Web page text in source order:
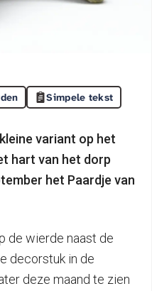
Simpele tekst
variant op het
hart van het dorp
het Paardje van
de wierde naast de
decorstuk in de
deze maand te zien